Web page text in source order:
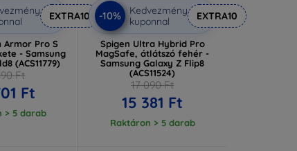
EXTRA10
Armor Pro S
- Samsung
(ACS11779)
Ft
Ft
> 5 darab
-10%
Kedvezmény
kuponnal
EXTRA10
Spigen Ultra Hybrid Pro
MagSafe, átlátszó fehér -
Samsung Galaxy Z Flip8
(ACS11524)
17 090 Ft
15 381 Ft
Raktáron > 5 darab